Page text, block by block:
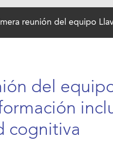
reunión del equipo
del
cognitiva